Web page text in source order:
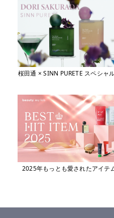
桜田通 × SINN PURETE スペシャ
2025年もっとも愛されたアイテ